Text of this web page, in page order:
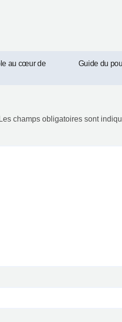
au cœur de
Guide du
Les champs obligatoires sont